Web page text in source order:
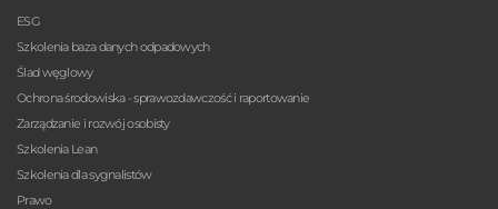
ESG
Szkolenia baza danych odpadowych
Ślad węglowy
Ochrona środowiska - sprawozdawczość i raportowanie
Zarządzanie i rozwój osobisty
Szkolenia Lean
Szkolenia dla sygnalistów
Prawo